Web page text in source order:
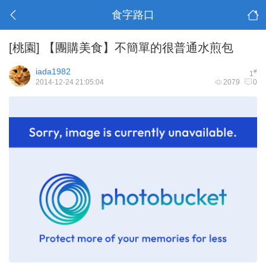
食字路口
[桃園] 【團購美食】不簡單的很普通水煎包
1#
iada1982
2079 0
2014-12-24 21:05:04